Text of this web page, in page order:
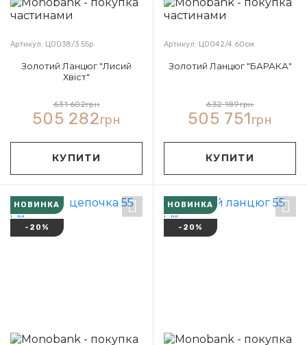
Артикул: Ц0038/3 55р
Золотий Ланцюг "Лисий
Хвіст"
631 602грн
505 282грн
КУПИТИ
Артикул: Ц0042/4 60см
Золотий Ланцюг "БАРАКА"
632 189грн
505 751грн
КУПИТИ
НОВИНКА
-20%
НОВИНКА
-20%